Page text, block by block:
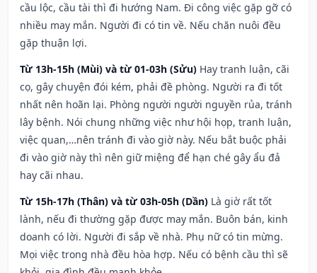
cầu lộc, cầu tài thì đi hướng Nam. Đi công việc gặp gỡ có
nhiều may mắn. Người đi có tin về. Nếu chăn nuôi đều
gặp thuận lợi.
Từ 13h-15h (Mùi) và từ 01-03h (Sửu) Hay tranh luận, cãi
cọ, gây chuyện đói kém, phải đề phòng. Người ra đi tốt
nhất nên hoãn lại. Phòng người người nguyền rủa, tránh
lây bệnh. Nói chung những việc như hội họp, tranh luận,
việc quan,…nên tránh đi vào giờ này. Nếu bắt buộc phải
đi vào giờ này thì nên giữ miệng để hạn ché gây ẩu đả
hay cãi nhau.
Từ 15h-17h (Thân) và từ 03h-05h (Dần) Là giờ rất tốt
lành, nếu đi thường gặp được may mắn. Buôn bán, kinh
doanh có lời. Người đi sắp về nhà. Phụ nữ có tin mừng.
Mọi việc trong nhà đều hòa hợp. Nếu có bệnh cầu thì sẽ